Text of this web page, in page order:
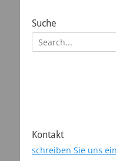
Suche
Suchen
nach:
Kontakt
schreiben Sie uns